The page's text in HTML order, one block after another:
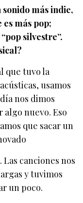
sonido más indie,
es más pop;
silvestre”.
que tuvo la
usamos
nos dimos
nuevo. Eso
que sacar un
canciones nos
y tuvimos
un poco.